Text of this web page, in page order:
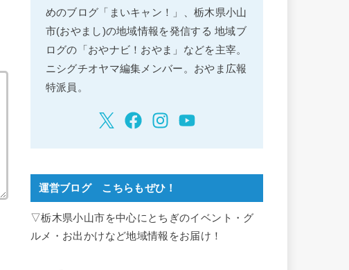
めのブログ「まいキャン！」、栃木県小山
市(おやまし)の地域情報を発信する 地域ブ
ログの「おやナビ！おやま」などを主宰。
ニシグチオヤマ編集メンバー。おやま広報
特派員。
運営ブログ こちらもぜひ！
▽栃木県小山市を中心にとちぎのイベント・グ
ルメ・お出かけなど地域情報をお届け！